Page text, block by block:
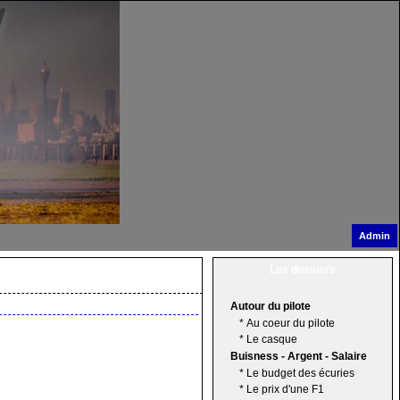
Admin
Autour du pilote
* Au coeur du pilote
* Le casque
Buisness - Argent - Salaire
* Le budget des écuries
* Le prix d'une F1